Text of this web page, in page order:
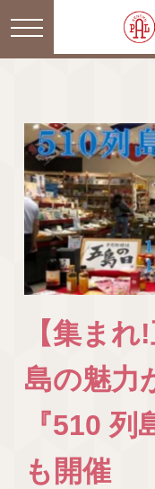
【集ま
島の魅力
『510
も開催